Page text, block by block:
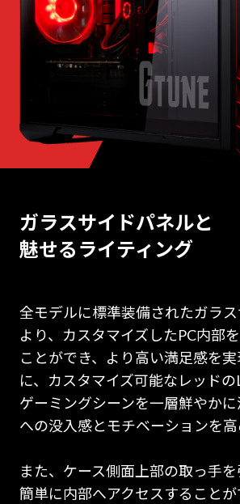
ガラスサイドパネルと
魅せるライティング
全モデルに標準装備されたガラ
より、カスタマイズしたPC内部
ことができ、より高い満足感を
に、カスタマイズ可能なレッドの
ゲーミングシーンを一層鮮やか
への没入感とモチベーションを高
また、ケース側面上部の取っ手
簡単に内部へアクセスすること